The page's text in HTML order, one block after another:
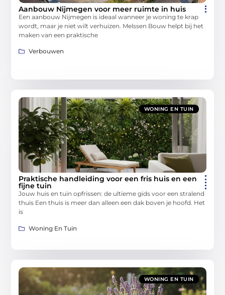
Aanbouw Nijmegen voor meer ruimte in huis
Een aanbouw Nijmegen is ideaal wanneer je woning te krap
wordt, maar je niet wilt verhuizen. Melssen Bouw helpt bij het
maken van een praktische
Verbouwen
WONING EN TUIN
Praktische handleiding voor een fris huis en een
fijne tuin
Jouw huis en tuin opfrissen: de ultieme gids voor een stralend
thuis Een thuis is meer dan alleen een dak boven je hoofd. Het
is
Woning En Tuin
WONING EN TUIN